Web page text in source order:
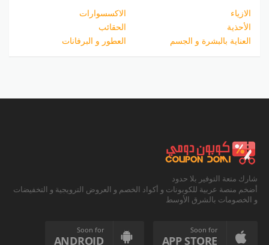
الازياء
الاكسسوارات
الأحذية
الحقائب
العناية بالبشرة و الجسم
العطور و البرفانات
شارك متعة التوفير بلا حدود
أضخم منصة عربية للكوبونات و أكواد الخصم و العروض الترويجية و التخفيضات
و الخصومات بالشرق الأوسط
Soon for
APP STORE
Soon for
ANDROID